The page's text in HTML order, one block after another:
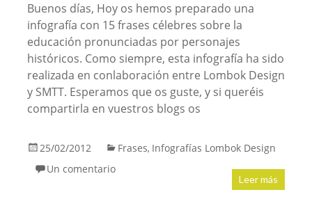
Buenos días, Hoy os hemos preparado una
infografía con 15 frases célebres sobre la
educación pronunciadas por personajes
históricos. Como siempre, esta infografía ha sido
realizada en conlaboración entre Lombok Design
y SMTT. Esperamos que os guste, y si queréis
compartirla en vuestros blogs os
25/02/2012 Frases, Infografías Lombok Design
Un comentario
Leer más